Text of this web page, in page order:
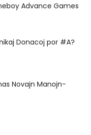
Advance Games
Donacoj por #A?
Novajn Manojn-